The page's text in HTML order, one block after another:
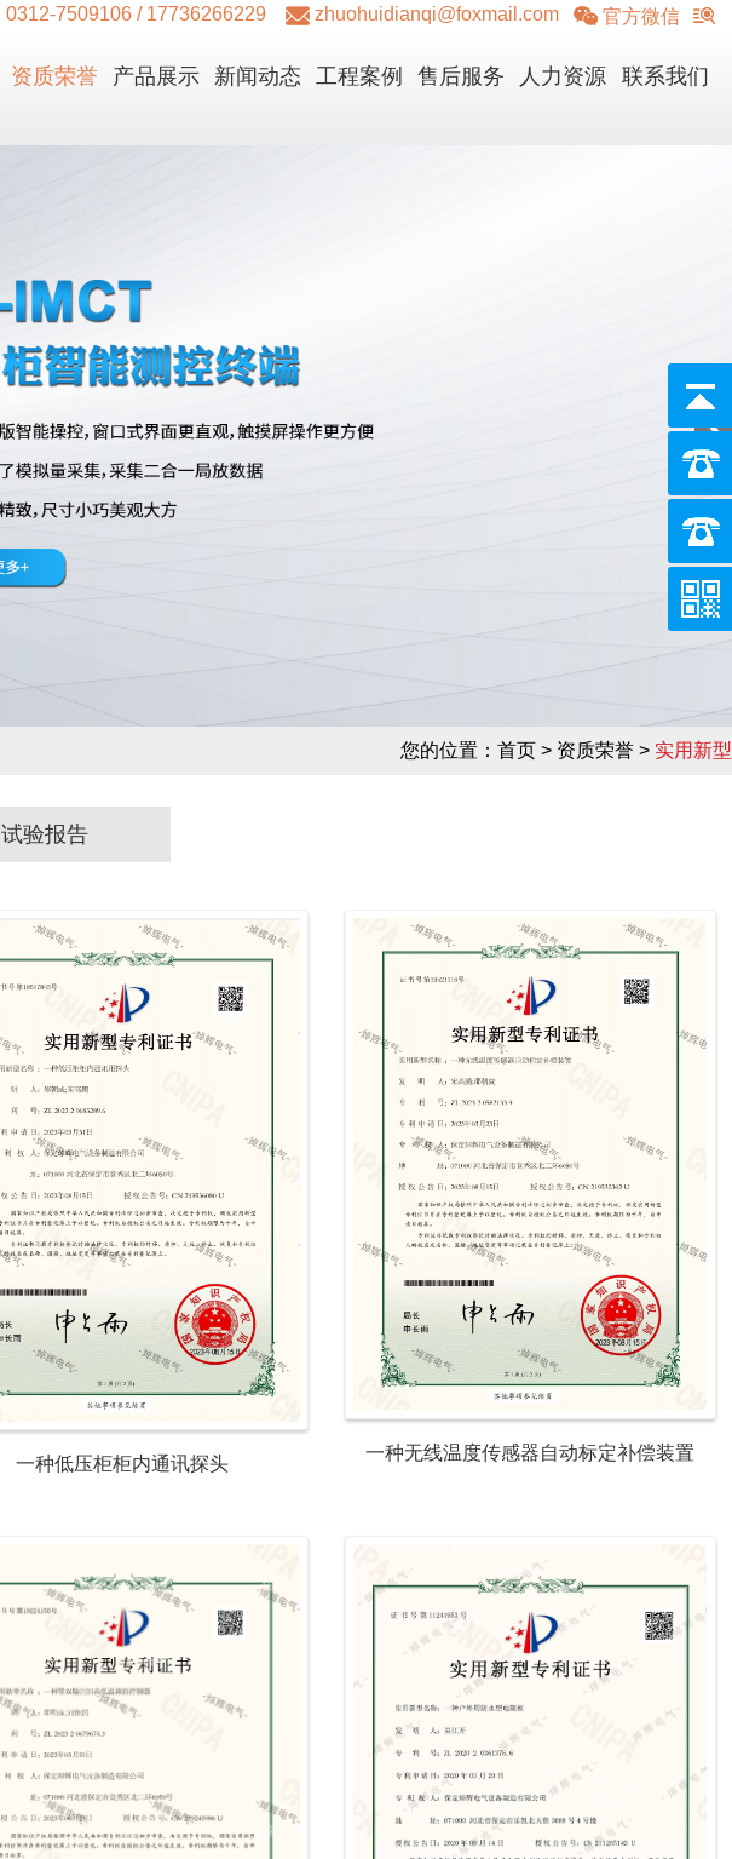
0312-7509106 / 17736266229 zhuohuidianqi@foxmail.com 官方微信
资质荣誉 产品展示 新闻动态 工程案例 售后服务 人力资源 联系我们
您的位置： 首页 > 资质荣誉 > 实用新型
试验报告
一种低压柜柜内通讯探头
一种无线温度传感器自动标定补偿装置